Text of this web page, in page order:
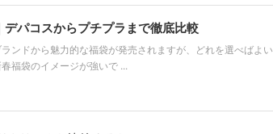
パコスからプチプラまで徹底比較
ンドから魅力的な福袋が発売されますが、どれを選べばよい
福袋のイメージが強いで ...